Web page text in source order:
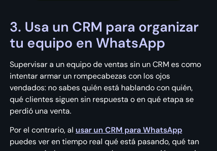
3. Usa un CRM para organizar
tu equipo en WhatsApp
Supervisar a un equipo de ventas sin un CRM es como
intentar armar un rompecabezas con los ojos
vendados: no sabes quién está hablando con quién,
qué clientes siguen sin respuesta o en qué etapa se
perdió una venta.
Por el contrario, al usar un CRM para WhatsApp
puedes ver en tiempo real qué está pasando, qué tan